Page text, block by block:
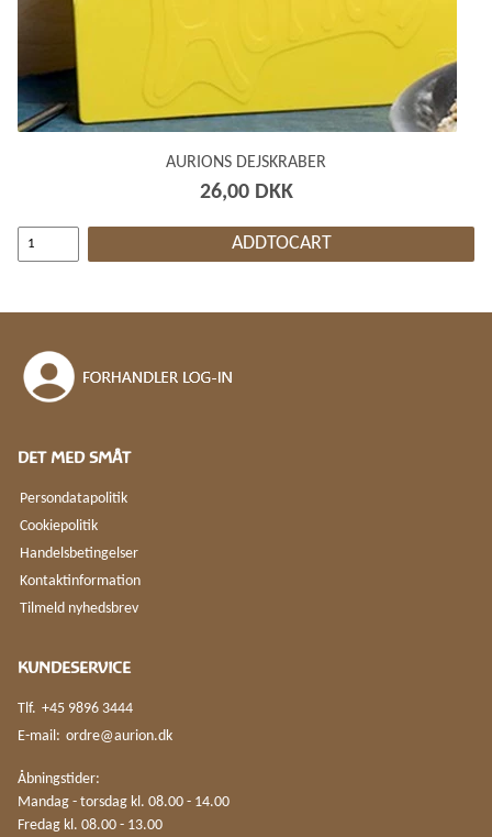
AURIONS DEJSKRABER
26,00 DKK
ADDTOCART
DET MED SMÅT
Persondatapolitik
Cookiepolitik
Handelsbetingelser
Kontaktinformation
Tilmeld nyhedsbrev
KUNDESERVICE
Tlf. +45 9896 3444
E-mail: ordre@aurion.dk
Åbningstider:
Mandag - torsdag kl. 08.00 - 14.00
Fredag kl. 08.00 - 13.00